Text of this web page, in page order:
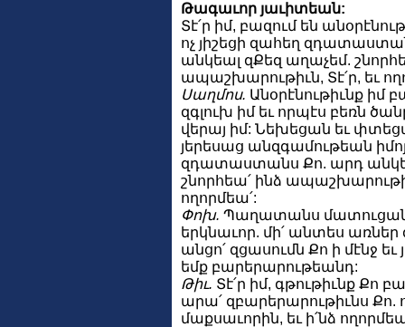
Թագաւոր յաւիտեան:
Տէ՛ր իմ, բազում են
ոչ յիշեցի զահեղ
անկեալ զՔեզ աղաչեմ.
ապաշխարութիւն, Տէ՛ր, եւ
Սաղմոս. Անօրէնութիւնք իմ
զգլուխ իմ եւ որպէս բեռն
վերայ իմ: Նեխեցան եւ
յերեսաց անզգամութեան
զդատաստանս Քո. արդ
շնորհեա՛ ինձ
ողորմեա՛:
Փոխ. Պաղատանս
երկնաւոր. մի՛ անտես առներ
անցո՛ զցասումն Քո ի մէնջ
եմք բարերարութեանդ:
Թիւ. Տէ՛ր իմ, գթութիւնք Քո
արա՛ զբարերարութիւնս Քո.
մաքսաւորին, եւ ի՛նձ